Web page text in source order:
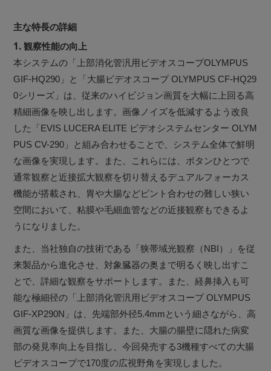
主な特長の詳細
1. 観察性能の向上
本システムの「上部消化管汎用ビデオスコープOLYMPUS
GIF-HQ290」と「大腸ビデオスコープ OLYMPUS CF-HQ29
0シリーズ」は、従来のハイビジョン画質を大幅に上回る高
精細画像を映し出します。画像ノイズを低減するよう改良
した「EVIS LUCERA ELITE ビデオシステムセンター OLYM
PUS CV-290」と組み合わせることで、システム全体で鮮明
な画像を実現します。また、これらには、ボタンひとつで
通常観察と近接拡大観察を切り替えるデュアルフォーカス
機能が搭載され、胃や大腸などピント合わせの難しい狭い
空間において、粘膜や毛細血管などの近接観察もできるよ
うになりました。
また、当社独自の技術である「狭帯域光観察（NBI）」を従
来製品から進化させ、対象臓器の奥まで明るく映し出すこ
とで、詳細な観察をサポートします。また、経鼻挿入も可
能な極細径の「上部消化管汎用ビデオスコープ OLYMPUS
GIF-XP290N」は、先端部外径5.4mmという細さながら、高
画質な画像を提供します。また、大腸の腸壁に隠れた病変
部の発見率向上を目指し、今回発売する3機種すべての大腸
ビデオスコープで170度の広視野角を実現しました。